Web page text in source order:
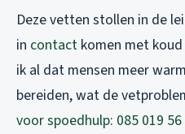
Deze vetten stollen in de
in contact komen met
ik al dat mensen meer
bereiden, wat de
voor spoedhulp: 085 019 56